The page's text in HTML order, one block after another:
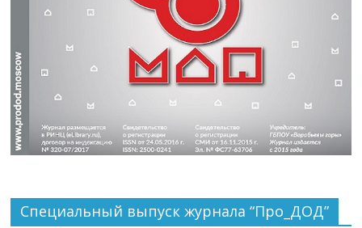
Специальный выпуск журнала “Про_ДОД”